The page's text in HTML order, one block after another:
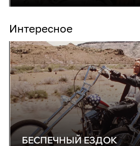
Интересное
БЕСПЕЧНЫЙ ЕЗДОК